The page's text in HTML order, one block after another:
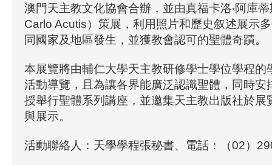
澳門天主教文化協會合辦，並由真福卡洛‧阿庫
Carlo Acutis）策展，利用照片和歷史叙述展示
同國家及地區發生，並獲教會認可的聖體奇蹟。
本展覽將由輔仁大學天主教研修學士學位學程的
活動導覽，且為讓各界能廣泛認識聖體，同時安
授舉行聖體系列講座，並邀集天主教出版社於展
與展示。
活動聯絡人：天學學程張秘書、電話：（02）